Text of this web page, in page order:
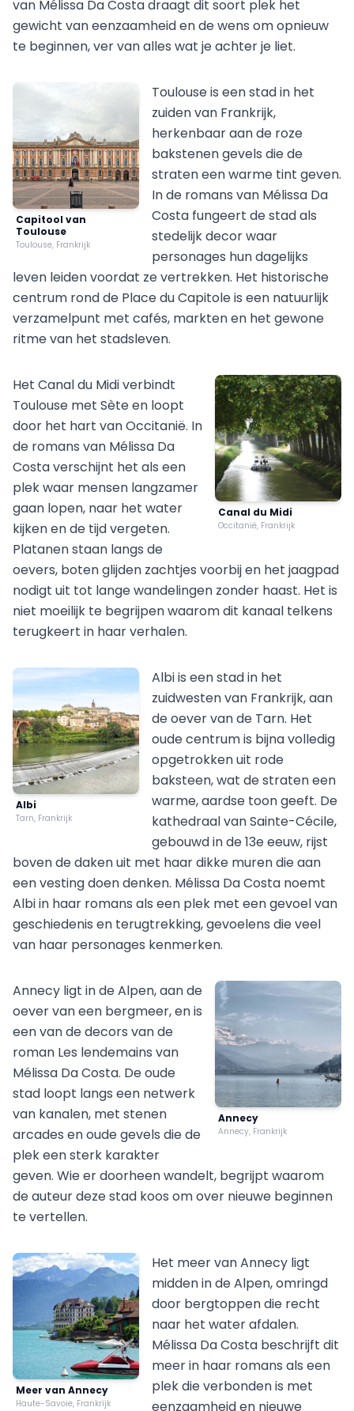
van Mélissa Da Costa draagt dit soort plek het
gewicht van eenzaamheid en de wens om opnieuw
te beginnen, ver van alles wat je achter je liet.
Capitool van
Toulouse
Toulouse, Frankrijk
Toulouse is een stad in het
zuiden van Frankrijk,
herkenbaar aan de roze
bakstenen gevels die de
straten een warme tint geven.
In de romans van Mélissa Da
Costa fungeert de stad als
stedelijk decor waar
personages hun dagelijks
leven leiden voordat ze vertrekken. Het historische
centrum rond de Place du Capitole is een natuurlijk
verzamelpunt met cafés, markten en het gewone
ritme van het stadsleven.
Canal du Midi
Occitanië, Frankrijk
Het Canal du Midi verbindt
Toulouse met Sète en loopt
door het hart van Occitanië. In
de romans van Mélissa Da
Costa verschijnt het als een
plek waar mensen langzamer
gaan lopen, naar het water
kijken en de tijd vergeten.
Platanen staan langs de
oevers, boten glijden zachtjes voorbij en het jaagpad
nodigt uit tot lange wandelingen zonder haast. Het is
niet moeilijk te begrijpen waarom dit kanaal telkens
terugkeert in haar verhalen.
Albi
Tarn, Frankrijk
Albi is een stad in het
zuidwesten van Frankrijk, aan
de oever van de Tarn. Het
oude centrum is bijna volledig
opgetrokken uit rode
baksteen, wat de straten een
warme, aardse toon geeft. De
kathedraal van Sainte-Cécile,
gebouwd in de 13e eeuw, rijst
boven de daken uit met haar dikke muren die aan
een vesting doen denken. Mélissa Da Costa noemt
Albi in haar romans als een plek met een gevoel van
geschiedenis en terugtrekking, gevoelens die veel
van haar personages kenmerken.
Annecy
Annecy, Frankrijk
Annecy ligt in de Alpen, aan de
oever van een bergmeer, en is
een van de decors van de
roman Les lendemains van
Mélissa Da Costa. De oude
stad loopt langs een netwerk
van kanalen, met stenen
arcades en oude gevels die de
plek een sterk karakter
geven. Wie er doorheen wandelt, begrijpt waarom
de auteur deze stad koos om over nieuwe beginnen
te vertellen.
Meer van Annecy
Haute-Savoie, Frankrijk
Het meer van Annecy ligt
midden in de Alpen, omringd
door bergtoppen die recht
naar het water afdalen.
Mélissa Da Costa beschrijft dit
meer in haar romans als een
plek die verbonden is met
eenzaamheid en nieuwe